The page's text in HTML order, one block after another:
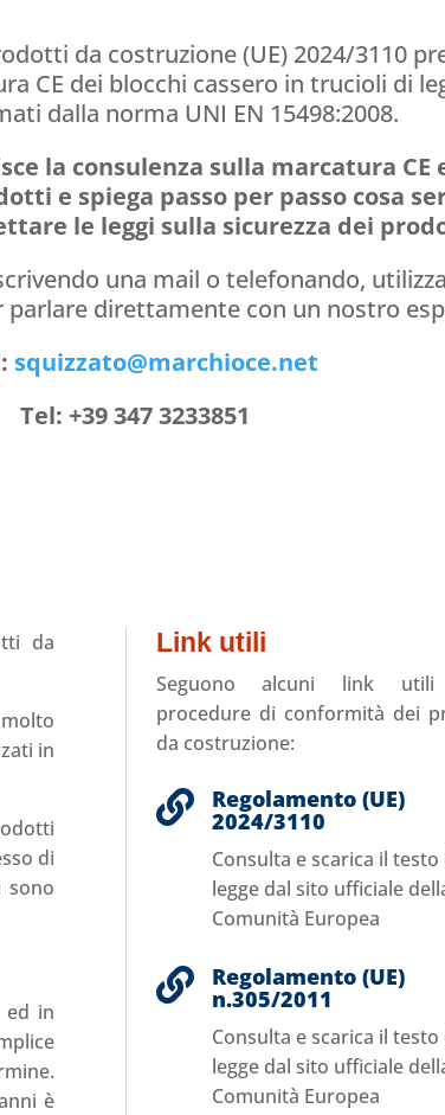
da costruzione (UE) 2024/3110
CE dei blocchi cassero in trucioli di
dalla norma UNI EN 15498:2008.
la consulenza sulla marcatura CE
e spiega passo per passo cosa
le leggi sulla sicurezza dei
una mail o telefonando,
direttamente con un nostro
squizzato@marchioce.net
Tel: +39 347 3233851
da
in
di
sono
ed in
è
Link utili
Seguono alcuni link utili
procedure di conformità dei
da costruzione:
 Regolamento (UE)
2024/3110
Consulta e scarica il testo
legge dal sito ufficiale
Comunità Europea
 Regolamento (UE)
n.305/2011
Consulta e scarica il testo
legge dal sito ufficiale
Comunità Europea